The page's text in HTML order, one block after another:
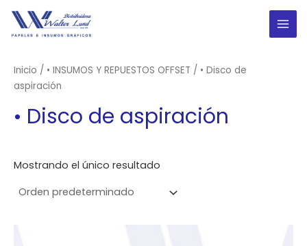
contenido
Inicio / • INSUMOS Y REPUESTOS OFFSET / • Disco de
aspiración
• Disco de aspiración
Mostrando el único resultado